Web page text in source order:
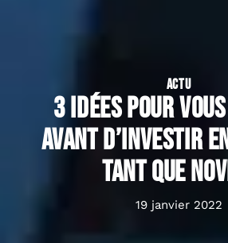
ACTU
3 idées pour
avant d’investir
tant que
19 janvier 2022